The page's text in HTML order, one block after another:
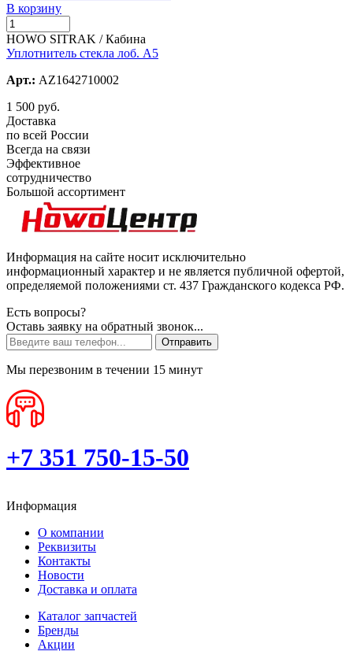
В корзину
HOWO SITRAK / Кабина
Уплотнитель стекла лоб. А5
Арт.: AZ1642710002
1 500 руб.
Доставка
по всей России
Всегда на связи
Эффективное
сотрудничество
Большой ассортимент
Информация на сайте носит исключительно
информационный характер и не является публичной офертой,
определяемой положениями ст. 437 Гражданского кодекса РФ.
Есть вопросы?
Оставь заявку на обратный звонок...
Отправить
Мы перезвоним в течении 15 минут
+7 351 750-15-50
Информация
О компании
Реквизиты
Контакты
Новости
Доставка и оплата
Каталог запчастей
Бренды
Акции